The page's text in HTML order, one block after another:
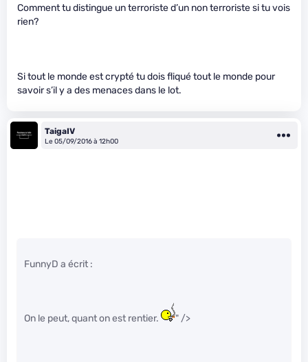
Comment tu distingue un terroriste d’un non terroriste si tu vois
rien?
Si tout le monde est crypté tu dois fliqué tout le monde pour
savoir s’il y a des menaces dans le lot.
TaigaIV
Le 05/09/2016 à 12h00
FunnyD a écrit :
On le peut, quant on est rentier. " />